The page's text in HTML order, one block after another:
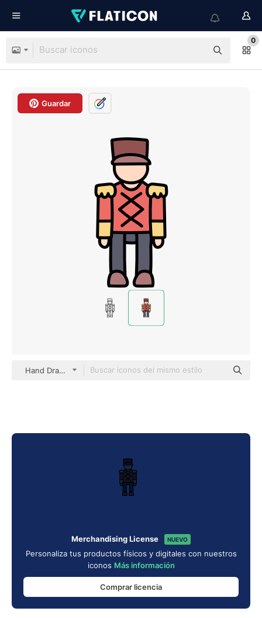
0
Guardar
Hand Drawn Color
Merchandising License NUEVO
Personaliza tus productos físicos y digitales con nuestros
iconos Más información
Comprar licencia